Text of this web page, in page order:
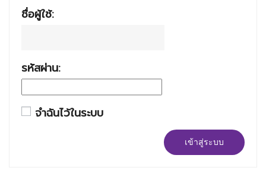
ชื่อผู้ใช้:
รหัสผ่าน:
จำฉันไว้ในระบบ
เข้าสู่ระบบ